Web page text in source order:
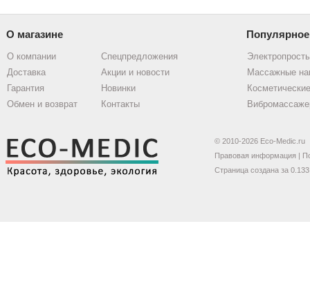
О магазине Популярное
О компании
Доставка
Гарантия
Обмен и возврат
Спецпредложения
Акции и новости
Новинки
Контакты
Массажные
© 2010-2026 Eco-Medic.ru
Правовая информация |
Страница создана за